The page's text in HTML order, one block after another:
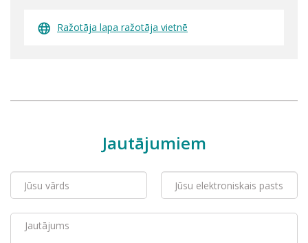
Ražotāja lapa ražotāja vietnē
Jautājumiem